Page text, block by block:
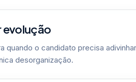
evolução
quando o candidato precisa
desorganização.